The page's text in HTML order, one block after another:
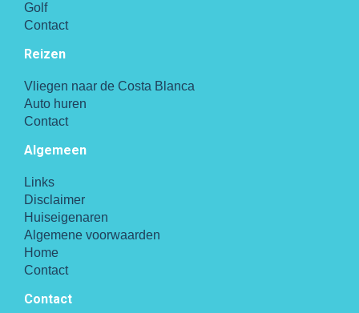
Golf
Contact
Reizen
Vliegen naar de Costa Blanca
Auto huren
Contact
Algemeen
Links
Disclaimer
Huiseigenaren
Algemene voorwaarden
Home
Contact
Contact